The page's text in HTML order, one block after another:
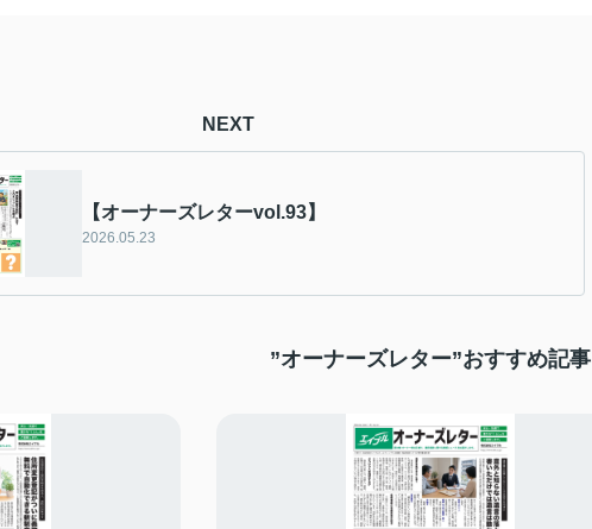
NEXT
【オーナーズレターvol.93】
2026.05.23
”オーナーズレター”おすすめ記事